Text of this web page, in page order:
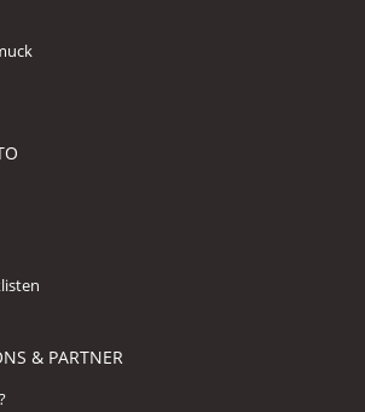
& PARTNER